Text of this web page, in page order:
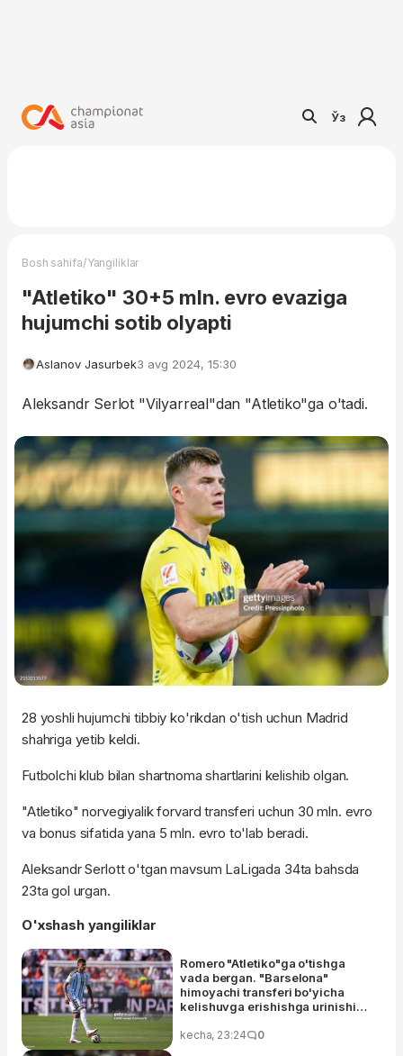
Ўз
Bosh sahifa/Yangiliklar
"Atletiko" 30+5 mln. evro evaziga
hujumchi sotib olyapti
Aslanov Jasurbek3 avg 2024, 15:30
Aleksandr Serlot "Vilyarreal"dan "Atletiko"ga o'tadi.
28 yoshli hujumchi tibbiy ko'rikdan o'tish uchun Madrid
shahriga yetib keldi.
Futbolchi klub bilan shartnoma shartlarini kelishib olgan.
"Atletiko" norvegiyalik forvard transferi uchun 30 mln. evro
va bonus sifatida yana 5 mln. evro to'lab beradi.
Aleksandr Serlott o'tgan mavsum LaLigada 34ta bahsda
23ta gol urgan.
O'xshash yangiliklar
Romero "Atletiko"ga o'tishga
vada bergan. "Barselona"
himoyachi transferi bo'yicha
kelishuvga erishishga urinishi
kecha, 23:24 0